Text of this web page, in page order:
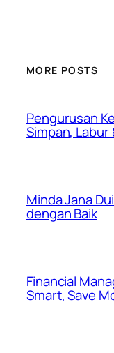
MORE POSTS
Pengurusan
Simpan, Labur
Minda Jana
dengan Baik
Financial
Smart, Save